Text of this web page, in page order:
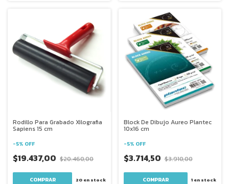
Rodillo Para Grabado Xilografia
Sapiens 15 cm
-5% OFF
$19.437,00 $20.460,00
20en stock
Block De Dibujo Aureo Plantec
10x16 cm
-5% OFF
$3.714,50 $3.910,00
COMPRAR 1 en stock